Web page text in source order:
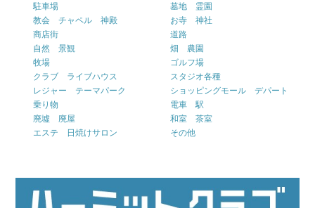
駐車場
墓地 霊園
教会 チャペル 神殿
お寺 神社
商店街
道路
自然 景観
畑 農園
牧場
ゴルフ場
クラブ ライブハウス
スタジオ各種
レジャー テーマパーク
ショッピングモール デパート
乗り物
電車 駅
廃墟 廃屋
和室 茶室
エステ 日焼けサロン
その他